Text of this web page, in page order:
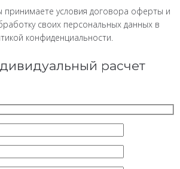
принимаете условия договора оферты и
своих персональных данных в
конфиденциальности.
расчет